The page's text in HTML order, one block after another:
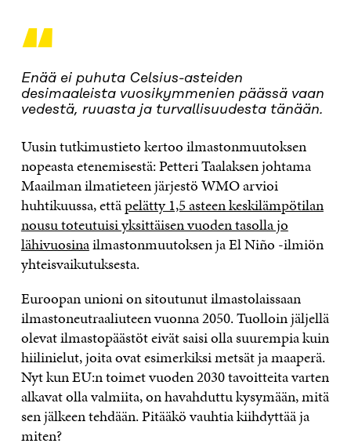
“
Enää ei puhuta Celsius-asteiden
desimaaleista vuosikymmenien päässä vaan
vedestä, ruuasta ja turvallisuudesta tänään.
Uusin tutkimustieto kertoo ilmastonmuutoksen
nopeasta etenemisestä: Petteri Taalaksen johtama
Maailman ilmatieteen järjestö WMO arvioi
huhtikuussa, ettäpelätty 1,5 asteen keskilämpötilan
nousu toteutuisi yksittäisen vuoden tasolla jo
lähivuosinailmastonmuutoksen ja El Niño -ilmiön
yhteisvaikutuksesta.
Euroopan unioni on sitoutunut ilmastolaissaan
ilmastoneutraaliuteen vuonna 2050. Tuolloin jäljellä
olevat ilmastopäästöt eivät saisi olla suurempia kuin
hiilinielut, joita ovat esimerkiksi metsät ja maaperä.
Nyt kun EU:n toimet vuoden 2030 tavoitteita varten
alkavat olla valmiita, on havahduttu kysymään, mitä
sen jälkeen tehdään. Pitääkö vauhtia kiihdyttää ja
miten?